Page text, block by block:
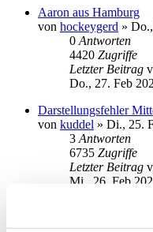
Aaron aus Hamburg
von hockeygerd »
0 Antworten
4420 Zugriffe
Letzter Beitrag
Do., 27. Feb
Darstellungsfehler
von kuddel » Di., 25.
3 Antworten
6735 Zugriffe
Letzter Beitrag
Mi., 26. Feb